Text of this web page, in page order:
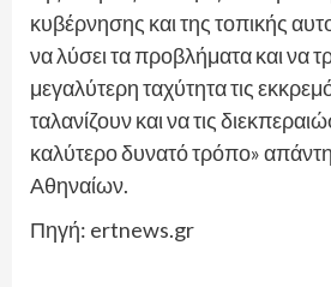
κυβέρνησης και της τοπικής
να λύσει τα προβλήματα και να
μεγαλύτερη ταχύτητα τις
ταλανίζουν και να τις
καλύτερο δυνατό τρόπο»
Αθηναίων.
Πηγή: ertnews.gr